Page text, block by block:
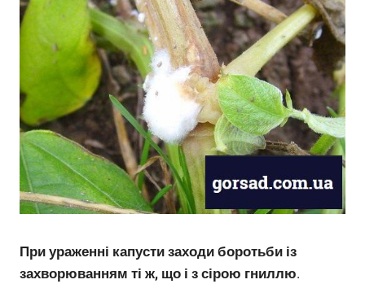
При ураженні капусти заходи боротьби із
захворюванням ті ж, що і з сірою гниллю.